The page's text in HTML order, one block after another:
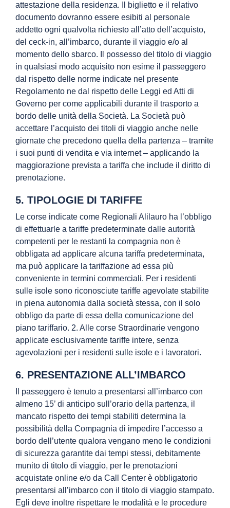
attestazione della residenza. Il biglietto e il relativo
documento dovranno essere esibiti al personale
addetto ogni qualvolta richiesto all’atto dell’acquisto,
del ceck-in, all’imbarco, durante il viaggio e/o al
momento dello sbarco. Il possesso del titolo di viaggio
in qualsiasi modo acquisito non esime il passeggero
dal rispetto delle norme indicate nel presente
Regolamento ne dal rispetto delle Leggi ed Atti di
Governo per come applicabili durante il trasporto a
bordo delle unità della Società. La Società può
accettare l’acquisto dei titoli di viaggio anche nelle
giornate che precedono quella della partenza – tramite
i suoi punti di vendita e via internet – applicando la
maggiorazione prevista a tariffa che include il diritto di
prenotazione.
5. TIPOLOGIE DI TARIFFE
Le corse indicate come Regionali Alilauro ha l’obbligo
di effettuarle a tariffe predeterminate dalle autorità
competenti per le restanti la compagnia non è
obbligata ad applicare alcuna tariffa predeterminata,
ma può applicare la tariffazione ad essa più
conveniente in termini commerciali. Per i residenti
sulle isole sono riconosciute tariffe agevolate stabilite
in piena autonomia dalla società stessa, con il solo
obbligo da parte di essa della comunicazione del
piano tariffario. 2. Alle corse Straordinarie vengono
applicate esclusivamente tariffe intere, senza
agevolazioni per i residenti sulle isole e i lavoratori.
6. PRESENTAZIONE ALL’IMBARCO
Il passeggero è tenuto a presentarsi all’imbarco con
almeno 15’ di anticipo sull’orario della partenza, il
mancato rispetto dei tempi stabiliti determina la
possibilità della Compagnia di impedire l’accesso a
bordo dell’utente qualora vengano meno le condizioni
di sicurezza garantite dai tempi stessi, debitamente
munito di titolo di viaggio, per le prenotazioni
acquistate online e/o da Call Center è obbligatorio
presentarsi all’imbarco con il titolo di viaggio stampato.
Egli deve inoltre rispettare le modalità e le procedure